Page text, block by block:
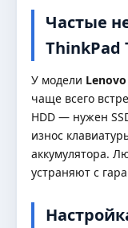
Частые
ThinkPad
У модели
чаще всего
HDD — нужен
износ
аккумулятора.
устраняют с